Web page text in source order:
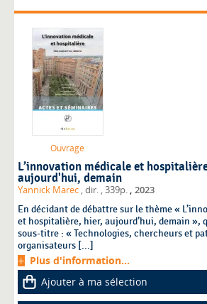
Ouvrage
L’innovation médicale et
aujourd'hui, demain
Yannick Marec, dir., 339p. , 2023
En décidant de débattre sur le thème «
et hospitalière, hier, aujourd’hui, demain »,
sous-titre : « Technologies, chercheurs et
organisateurs [...]
Plus d'information...
Ajouter à ma sélection